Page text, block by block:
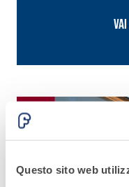
Questo sito web